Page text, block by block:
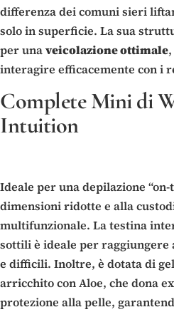
differenza dei comuni sieri
solo in superficie. La sua
per unaveicolazione ottimale
interagire efficacemente con i
Complete Mini di
Intuition
Ideale per una depilazione “on-
dimensioni ridotte e alla
multifunzionale. La testina
sottili è ideale per raggiungere
e difficili. Inoltre, è dotata di
arricchito con Aloe, che dona
protezione alla pelle,